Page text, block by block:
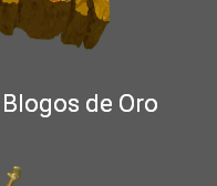
de Oro